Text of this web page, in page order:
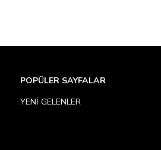
POPÜLER SAYFALAR
YENİ GELENLER